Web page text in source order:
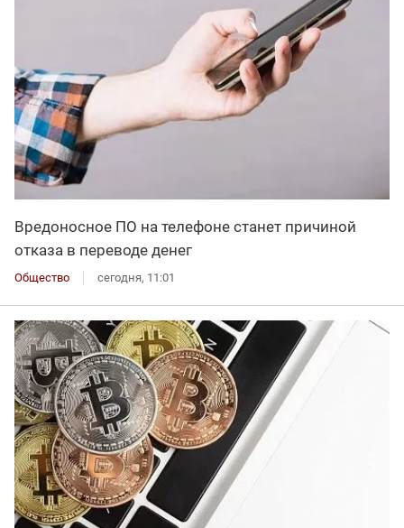
Вредоносное ПО на телефоне станет причиной
отказа в переводе денег
Общество сегодня, 11:01